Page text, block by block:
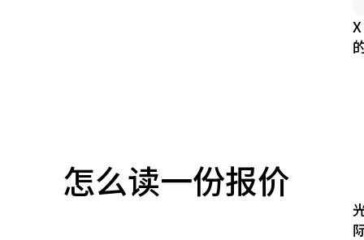
怎么读一份报价